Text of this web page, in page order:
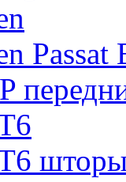
Passat
шторы